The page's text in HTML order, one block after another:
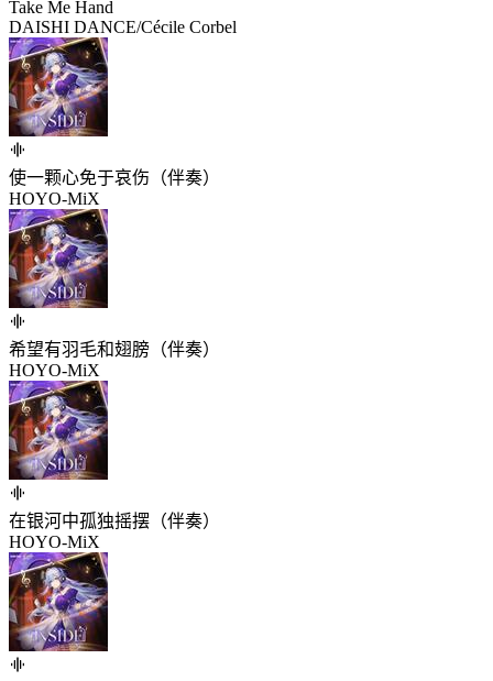
Take Me Hand
DAISHI DANCE/Cécile Corbel
使一颗心免于哀伤（伴奏）
HOYO-MiX
希望有羽毛和翅膀（伴奏）
HOYO-MiX
在银河中孤独摇摆（伴奏）
HOYO-MiX